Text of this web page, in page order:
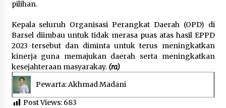
pilihan.
Kepala seluruh Organisasi Perangkat Daerah (OPD) di
Barsel diimbau untuk tidak merasa puas atas hasil EPPD
2023 tersebut dan diminta untuk terus meningkatkan
kinerja guna memajukan daerah serta meningkatkan
kesejahteraan masyarakay. (ra)
Pewarta: Akhmad Madani
Post Views: 683